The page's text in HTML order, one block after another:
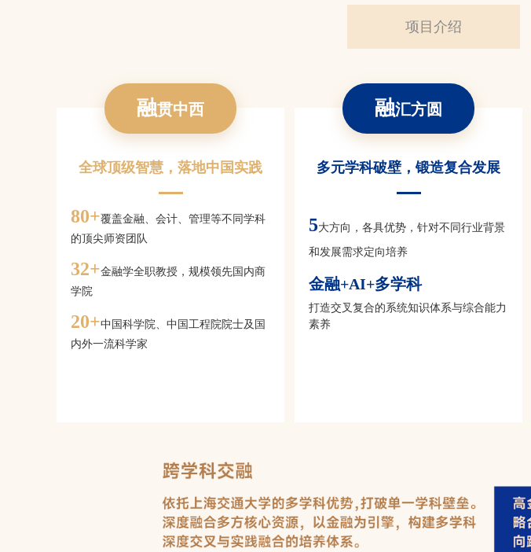
项目介绍
融贯中西
全球顶级智慧，落地中国实践
80+覆盖金融、会计、管理等不同学科
的顶尖师资团队
32+金融学全职教授，规模领先国内商
学院
20+中国科学院、中国工程院院士及国
内外一流科学家
融汇方圆
多元学科破壁，锻造复合发展
5大方向，各具优势，针对不同行业背景
和发展需求定向培养
金融+AI+多学科
打造交叉复合的系统知识体系与综合能力
素养